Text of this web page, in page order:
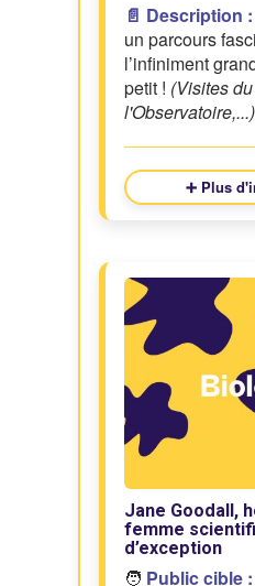
📄 Description :
un parcours
l’infiniment
petit ! (Visites
l'Observatoire,...)
➕ Plus
Jane Goodall,
femme
d’exception
🧑 Public cible :